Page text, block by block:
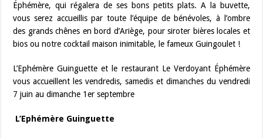
Éphémère, qui régalera de ses bons petits plats. A la buvette,
vous serez accueillis par toute l’équipe de bénévoles, à l’ombre
des grands chênes en bord d’Ariège, pour siroter bières locales et
bios ou notre cocktail maison inimitable, le fameux Guingoulet !
L’Ephémère Guinguette et le restaurant Le Verdoyant Éphémère
vous accueillent les vendredis, samedis et dimanches du vendredi
7 juin au dimanche 1er septembre
L’Ephémère Guinguette